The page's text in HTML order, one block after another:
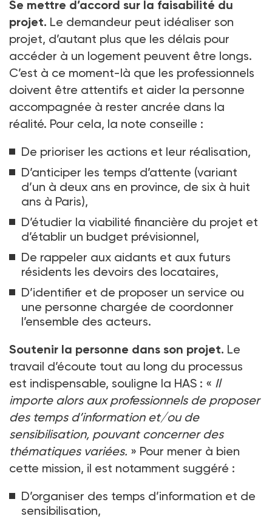
Se mettre d’accord sur la faisabilité du
projet. Le demandeur peut idéaliser son
projet, d’autant plus que les délais pour
accéder à un logement peuvent être longs.
C’est à ce moment-là que les professionnels
doivent être attentifs et aider la personne
accompagnée à rester ancrée dans la
réalité. Pour cela, la note conseille :
De prioriser les actions et leur réalisation,
D’anticiper les temps d’attente (variant
d’un à deux ans en province, de six à huit
ans à Paris),
D’étudier la viabilité financière du projet et
d’établir un budget prévisionnel,
De rappeler aux aidants et aux futurs
résidents les devoirs des locataires,
D’identifier et de proposer un service ou
une personne chargée de coordonner
l’ensemble des acteurs.
Soutenir la personne dans son projet. Le
travail d’écoute tout au long du processus
est indispensable, souligne la HAS : « Il
importe alors aux professionnels de proposer
des temps d’information et/ou de
sensibilisation, pouvant concerner des
thématiques variées. » Pour mener à bien
cette mission, il est notamment suggéré :
D’organiser des temps d’information et de
sensibilisation,